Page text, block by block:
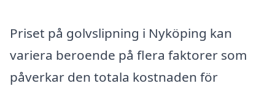
Priset på golvslipning i Nyköping kan
variera beroende på flera faktorer som
påverkar den totala kostnaden för